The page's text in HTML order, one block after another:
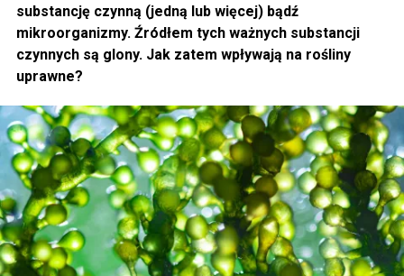
substancję czynną (jedną lub więcej) bądź
mikroorganizmy. Źródłem tych ważnych substancji
czynnych są glony. Jak zatem wpływają na rośliny
uprawne?